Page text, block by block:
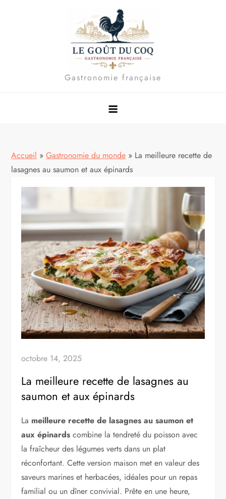
Gastronomie française
Accueil » Gastronomie du monde » La meilleure recette de
lasagnes au saumon et aux épinards
octobre 14, 2025
La meilleure recette de lasagnes au
saumon et aux épinards
La meilleure recette de lasagnes au saumon et
aux épinards combine la tendreté du poisson avec
la fraîcheur des légumes verts dans un plat
réconfortant. Cette version maison met en valeur des
saveurs marines et herbacées, idéales pour un repas
familial ou un dîner convivial. Prête en une heure,